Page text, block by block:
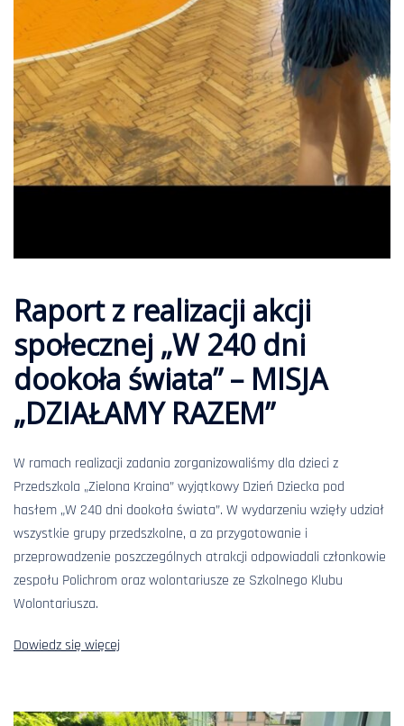
Raport z realizacji akcji
społecznej „W 240 dni
dookoła świata” – MISJA
„DZIAŁAMY RAZEM”
W ramach realizacji zadania zorganizowaliśmy dla dzieci z
Przedszkola „Zielona Kraina” wyjątkowy Dzień Dziecka pod
hasłem „W 240 dni dookoła świata”. W wydarzeniu wzięły udział
wszystkie grupy przedszkolne, a za przygotowanie i
przeprowadzenie poszczególnych atrakcji odpowiadali członkowie
zespołu Polichrom oraz wolontariusze ze Szkolnego Klubu
Wolontariusza.
Dowiedz się więcej